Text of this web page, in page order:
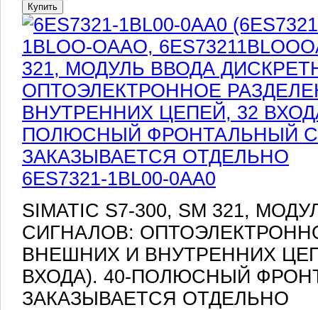
6ES7321-1BL00-0AA0
SIMATIC S7-300, SM 321,
СИГНАЛОВ:
ВНЕШНИХ И ВНУТРЕННИХ
ВХОДА). 40-ПОЛЮСНЫЙ
ЗАКАЗЫВАЕТСЯ ОТДЕЛЬНО